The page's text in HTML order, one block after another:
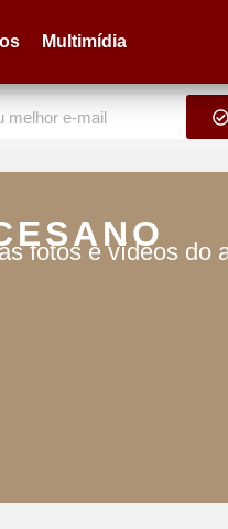
Multimídia
fotos e vídeos do